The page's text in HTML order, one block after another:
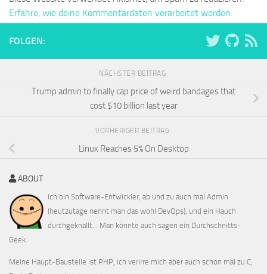
Erfahre, wie deine Kommentardaten verarbeitet werden.
FOLGEN:
NÄCHSTER BEITRAG
Trump admin to finally cap price of weird bandages that
cost $10 billion last year
VORHERIGER BEITRAG
Linux Reaches 5% On Desktop
ABOUT
Ich bin Software-Entwickler, ab und zu auch mal Admin
(heutzutage nennt man das wohl DevOps), und ein Hauch
durchgeknallt... Man könnte auch sagen ein Durchschnitts-
Geek.
Meine Haupt-Baustelle ist PHP, ich verirre mich aber auch schon mal zu C,